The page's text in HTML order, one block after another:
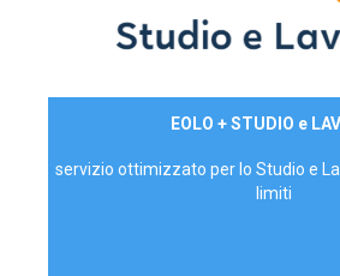
EOLO + STUDIO e
servizio ottimizzato per lo Studio e
limiti